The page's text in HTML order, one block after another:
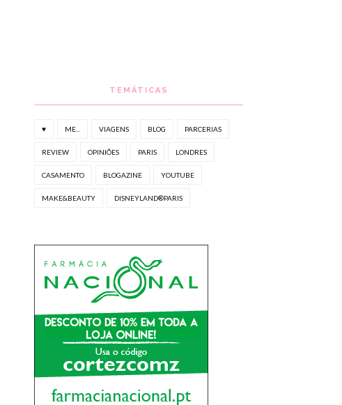
TEMÁTICAS
♥ ME... VIAGENS BLOG PARCERIAS
REVIEW OPINIÕES PARIS LONDRES
CASAMENTO BLOGAZINE YOUTUBE
MAKE&BEAUTY DISNEYLAND®PARIS